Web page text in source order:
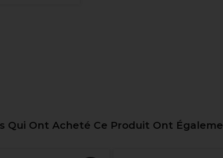
Qui Ont Acheté Ce Produit Ont